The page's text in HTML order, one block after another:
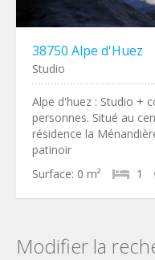
38750 Alpe d'Huez
Studio
Alpe d'huez : Studio +
personnes. Situé au
résidence la
patinoir
Surface: 0 m² 1
Modifier la